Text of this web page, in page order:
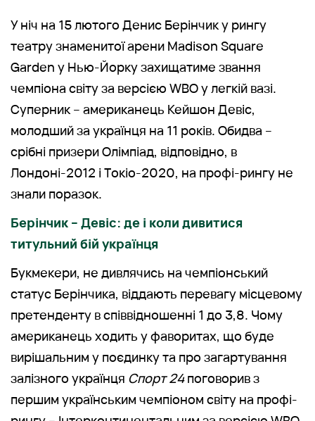
У ніч на 15 лютого Денис Берінчик у рингу
театру знаменитої арени Madison Square
Garden у Нью-Йорку захищатиме звання
чемпіона світу за версією WBO у легкій вазі.
Суперник – американець Кейшон Девіс,
молодший за українця на 11 років. Обидва –
срібні призери Олімпіад, відповідно, в
Лондоні-2012 і Токіо-2020, на профі-рингу не
знали поразок.
Берінчик – Девіс: де і коли дивитися
титульний бій українця
Букмекери, не дивлячись на чемпіонський
статус Берінчика, віддають перевагу місцевому
претенденту в співвідношенні 1 до 3,8. Чому
американець ходить у фаворитах, що буде
вирішальним у поєдинку та про загартування
залізного українця Спорт 24поговорив з
першим українським чемпіоном світу на профі-